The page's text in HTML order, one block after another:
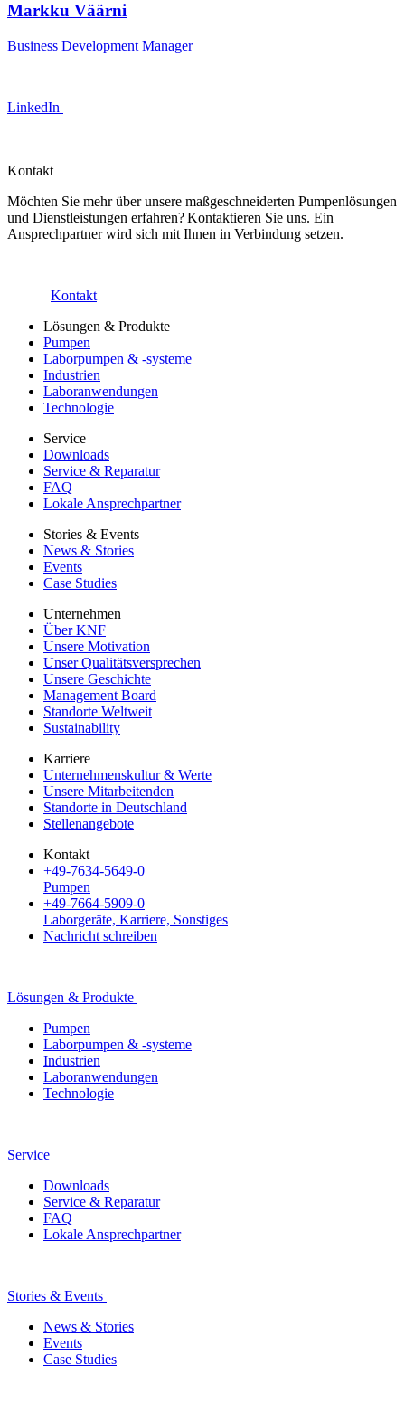
Markku Väärni
Business Development Manager
LinkedIn
Kontakt
Möchten Sie mehr über unsere maßgeschneiderten Pumpenlösungen
und Dienstleistungen erfahren? Kontaktieren Sie uns. Ein
Ansprechpartner wird sich mit Ihnen in Verbindung setzen.
Kontakt
Lösungen & Produkte
Pumpen
Laborpumpen & -systeme
Industrien
Laboranwendungen
Technologie
Service
Downloads
Service & Reparatur
FAQ
Lokale Ansprechpartner
Stories & Events
News & Stories
Events
Case Studies
Unternehmen
Über KNF
Unsere Motivation
Unser Qualitätsversprechen
Unsere Geschichte
Management Board
Standorte Weltweit
Sustainability
Karriere
Unternehmenskultur & Werte
Unsere Mitarbeitenden
Standorte in Deutschland
Stellenangebote
Kontakt
+49-7634-5649-0
Pumpen
+49-7664-5909-0
Laborgeräte, Karriere, Sonstiges
Nachricht schreiben
Lösungen & Produkte
Pumpen
Laborpumpen & -systeme
Industrien
Laboranwendungen
Technologie
Service
Downloads
Service & Reparatur
FAQ
Lokale Ansprechpartner
Stories & Events
News & Stories
Events
Case Studies